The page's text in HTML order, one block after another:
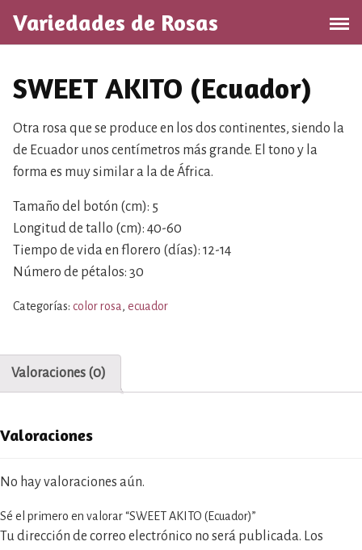
l
Variedades de Rosas
SWEET AKITO (Ecuador)
Otra rosa que se produce en los dos continentes, siendo la
de Ecuador unos centímetros más grande. El tono y la
forma es muy similar a la de África.
Tamaño del botón (cm): 5
Longitud de tallo (cm): 40-60
Tiempo de vida en florero (días): 12-14
Número de pétalos: 30
Categorías: color rosa, ecuador
Valoraciones (0)
Valoraciones
No hay valoraciones aún.
Sé el primero en valorar “SWEET AKITO (Ecuador)”
Tu dirección de correo electrónico no será publicada. Los